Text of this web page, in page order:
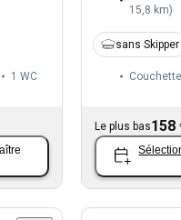
1 WC
15,8 km)
sans Skipper
Le plus bas158